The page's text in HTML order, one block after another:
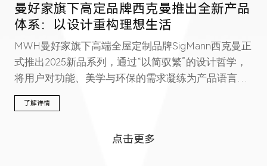
曼好家旗下高定品牌西克曼推出全新产品
体系：以设计重构理想生活
MWH曼好家旗下高端全屋定制品牌SigMann西克曼正
式推出2025新品系列，通过“以简驭繁”的设计哲学，
将用户对功能、美学与环保的需求凝练为产品语言，
实现家居与生活的完美共生。
了解详情
点击更多